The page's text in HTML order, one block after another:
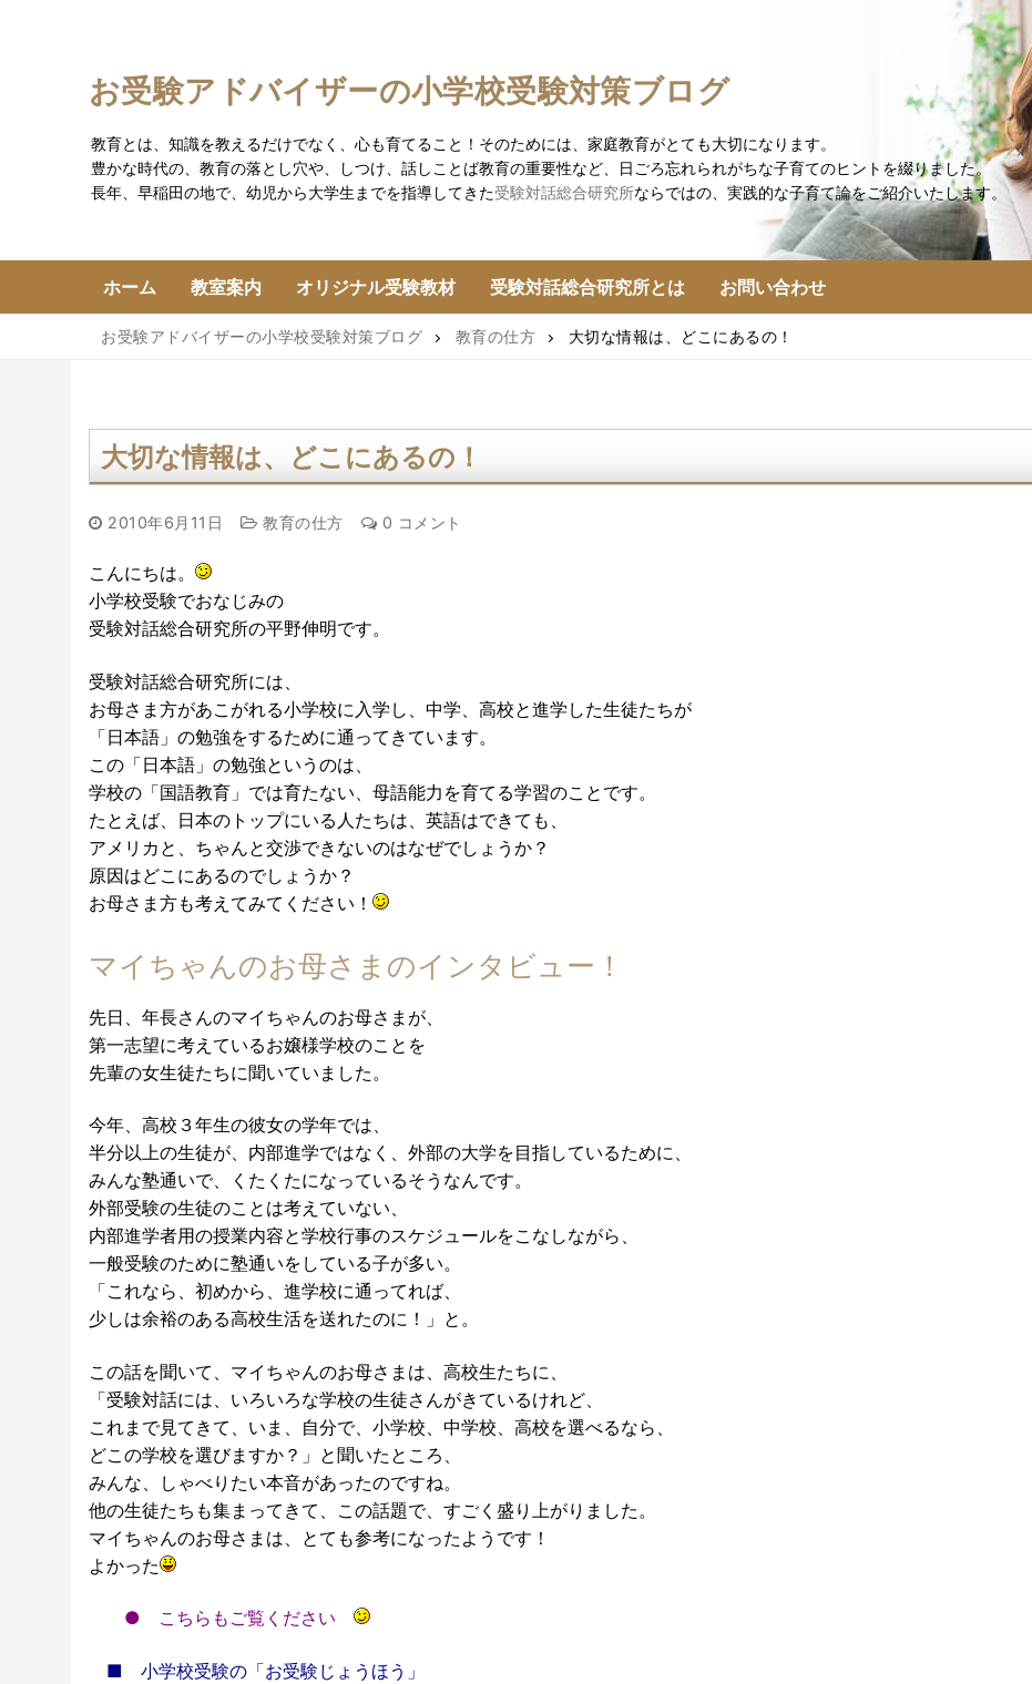
プ
お受験アドバイザーの小学校受験対策ブログ
教育とは、知識を教えるだけでなく、心も育てること！そのためには、家庭教育がとても大切になります。
豊かな時代の、教育の落とし穴や、しつけ、話しことば教育の重要性など、日ごろ忘れられがちな子育てのヒントを綴りました。
長年、早稲田の地で、幼児から大学生までを指導してきた受験対話総合研究所ならではの、実践的な子育て論をご紹介いたします。
ホーム 教室案内 オリジナル受験教材 受験対話総合研究所とは お問い合わせ
お受験アドバイザーの小学校受験対策ブログ 教育の仕方 大切な情報は、どこにあるの！
大切な情報は、どこにあるの！
2010年6月11日 教育の仕方 0 コメント
こんにちは。
小学校受験でおなじみの
受験対話総合研究所の平野伸明です。
受験対話総合研究所には、
お母さま方があこがれる小学校に入学し、中学、高校と進学した生徒たちが
「日本語」の勉強をするために通ってきています。
この「日本語」の勉強というのは、
学校の「国語教育」では育たない、母語能力を育てる学習のことです。
たとえば、日本のトップにいる人たちは、英語はできても、
アメリカと、ちゃんと交渉できないのはなぜでしょうか？
原因はどこにあるのでしょうか？
お母さま方も考えてみてください！
マイちゃんのお母さまのインタビュー！
先日、年長さんのマイちゃんのお母さまが、
第一志望に考えているお嬢様学校のことを
先輩の女生徒たちに聞いていました。
今年、高校３年生の彼女の学年では、
半分以上の生徒が、内部進学ではなく、外部の大学を目指しているために、
みんな塾通いで、くたくたになっているそうなんです。
外部受験の生徒のことは考えていない、
内部進学者用の授業内容と学校行事のスケジュールをこなしながら、
一般受験のために塾通いをしている子が多い。
「これなら、初めから、進学校に通ってれば、
少しは余裕のある高校生活を送れたのに！」と。
この話を聞いて、マイちゃんのお母さまは、高校生たちに、
「受験対話には、いろいろな学校の生徒さんがきているけれど、
これまで見てきて、いま、自分で、小学校、中学校、高校を選べるなら、
どこの学校を選びますか？」と聞いたところ、
みんな、しゃべりたい本音があったのですね。
他の生徒たちも集まってきて、この話題で、すごく盛り上がりました。
マイちゃんのお母さまは、とても参考になったようです！
よかった
● こちらもご覧ください
■
小学校受験の「お受験じょうほう」